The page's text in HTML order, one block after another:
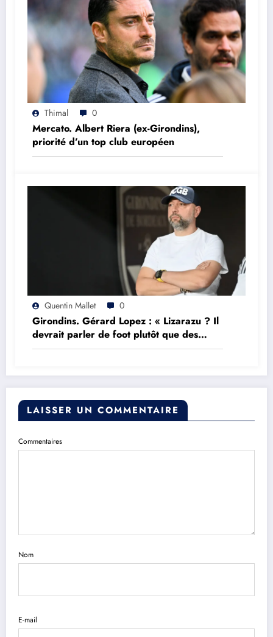
Thimal 0
Mercato. Albert Riera (ex-Girondins),
priorité d’un top club européen
Quentin Mallet 0
Girondins. Gérard Lopez : « Lizarazu ? Il
devrait parler de foot plutôt que des
choses qu’il ne comprend pas »
LAISSER UN COMMENTAIRE
Commentaires
Nom
E-mail